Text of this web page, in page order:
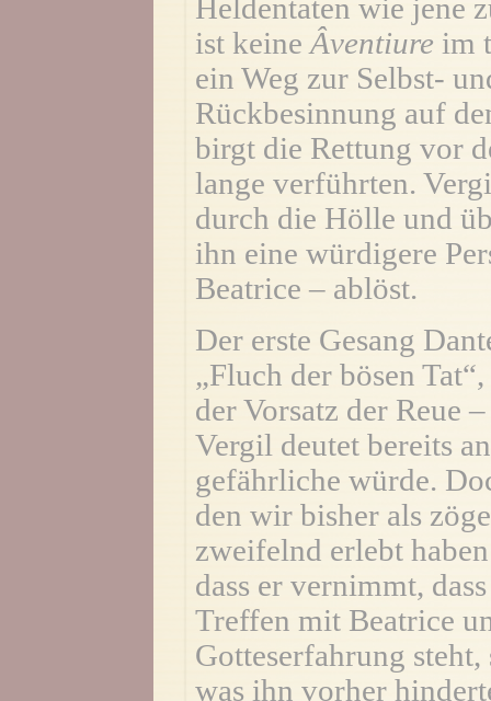
Heldentaten wie jene
ist keine Âventiure im
ein Weg zur Selbst-
Rückbesinnung auf
birgt die Rettung vor
lange verführten.
durch die Hölle und
ihn eine würdigere
Beatrice – ablöst.
Der erste Gesang
„Fluch der bösen
der Vorsatz der Reue
Vergil deutet bereits
gefährliche würde.
den wir bisher als
zweifelnd erlebt
dass er vernimmt,
Treffen mit Beatrice
Gotteserfahrung
was ihn vorher